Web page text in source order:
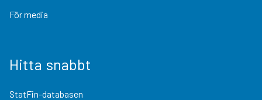
För media
Hitta snabbt
StatFin-databasen